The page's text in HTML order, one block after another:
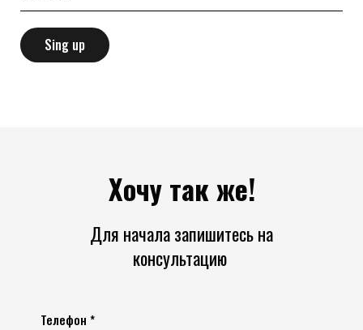
Sing up
Хочу так же!
Для начала запишитесь на
консультацию
Телефон *